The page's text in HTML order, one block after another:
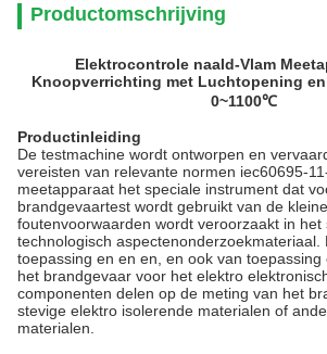
Productomschrijving
Elektrocontrole naald-Vlam
Knoopverrichting met Luchtopening en
0~1100℃
Productinleiding
De testmachine wordt ontworpen en
vereisten van relevante normen iec60695-
meetapparaat het speciale instrument dat
brandgevaartest wordt gebruikt van de
foutenvoorwaarden wordt veroorzaakt in het
technologisch aspectenonderzoekmateriaal.
toepassing en en en, en ook van toepassing
het brandgevaar voor het elektro
componenten delen op de meting van het
stevige elektro isolerende materialen of
materialen.